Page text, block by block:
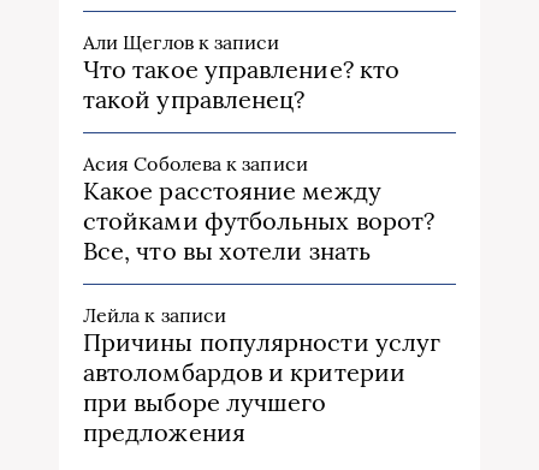
Али Щегловк записи
Что такое управление? кто
такой управленец?
Асия Соболева к записи
Какое расстояние между
стойками футбольных ворот?
Все, что вы хотели знать
Лейла к записи
Причины популярности услуг
автоломбардов и критерии
при выборе лучшего
предложения